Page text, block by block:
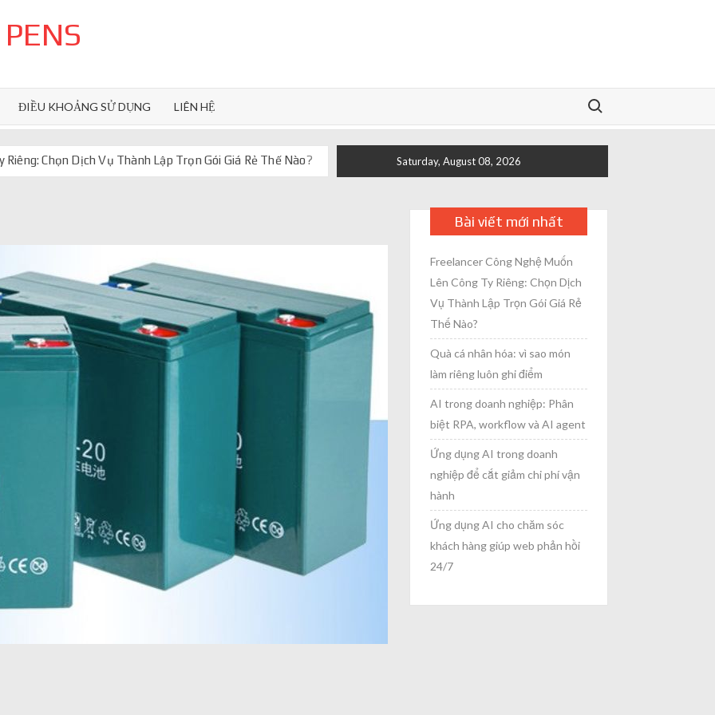
ĐIỀU KHOẢNG SỬ DỤNG LIÊN HỆ
Search for:
Chọn Dịch Vụ Thành Lập Trọn Gói Giá Rẻ Thế Nào?
và AI agent
web phản hồi 24/7
truyền thống ra sao
Saturday, August 08, 2026
Bài viết mới nhất
Freelancer Công Nghệ Muốn
Lên Công Ty Riêng: Chọn Dịch
Vụ Thành Lập Trọn Gói Giá Rẻ
Thế Nào?
Quà cá nhân hóa: vì sao món
làm riêng luôn ghi điểm
AI trong doanh nghiệp: Phân
biệt RPA, workflow và AI agent
Ứng dụng AI trong doanh
nghiệp để cắt giảm chi phí vận
hành
Ứng dụng AI cho chăm sóc
khách hàng giúp web phản hồi
24/7